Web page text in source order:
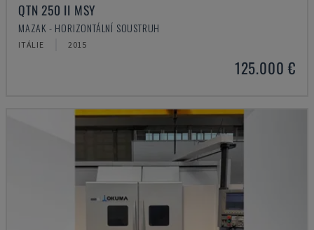
QTN 250 II MSY
MAZAK - HORIZONTÁLNÍ SOUSTRUH
ITÁLIE 2015
125.000 €